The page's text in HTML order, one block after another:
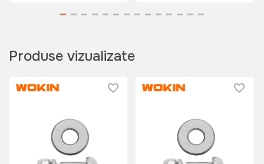
Produse vizualizate